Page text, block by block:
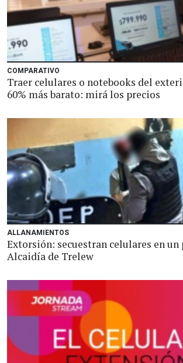
COMPARATIVO
Traer celulares o notebooks del
60% más barato: mirá los precios
ALLANAMIENTOS
Extorsión: secuestran celulares en un
Alcaidía de Trelew